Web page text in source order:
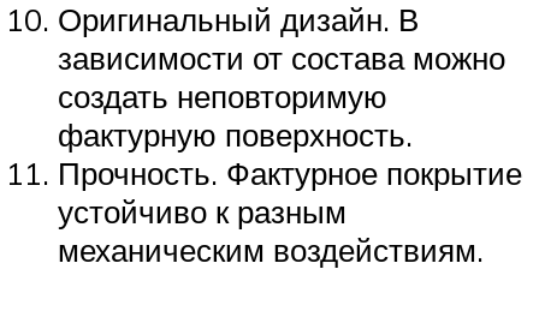
Оригинальный дизайн. В
зависимости от состава можно
создать неповторимую
фактурную поверхность.
Прочность. Фактурное покрытие
устойчиво к разным
механическим воздействиям.